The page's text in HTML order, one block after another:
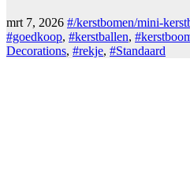
mrt 7, 2026 #/kerstbomen/mini-
#goedkoop, #kerstballen,
Decorations, #rekje, #Standaard